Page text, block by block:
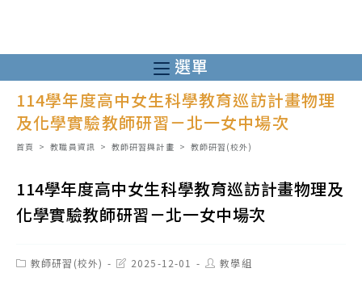
至
主
選單
114學年度高中女生科學教育巡訪計畫物理
及化學實驗教師研習－北一女中場次
首頁 > 教職員資訊 > 教師研習與計畫 > 教師研習(校外)
114學年度高中女生科學教育巡訪計畫物理及
化學實驗教師研習－北一女中場次
Post教師研習(校外)
Post2025-12-01
Post教學組